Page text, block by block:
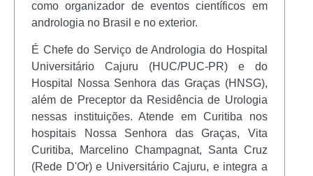
como organizador de eventos científicos em
andrologia no Brasil e no exterior.
É Chefe do Serviço de Andrologia do Hospital
Universitário Cajuru (HUC/PUC-PR) e do
Hospital Nossa Senhora das Graças (HNSG),
além de Preceptor da Residência de Urologia
nessas instituições. Atende em Curitiba nos
hospitais Nossa Senhora das Graças, Vita
Curitiba, Marcelino Champagnat, Santa Cruz
(Rede D'Or) e Universitário Cajuru, e integra a